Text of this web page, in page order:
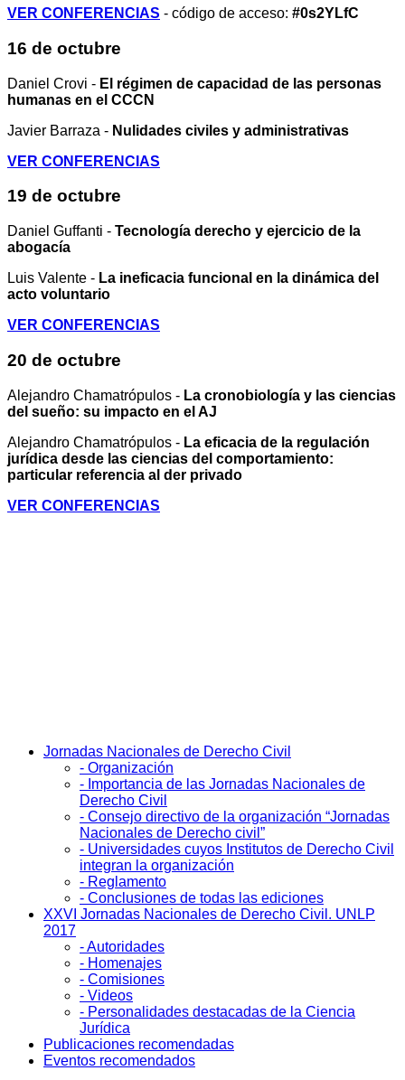
VER CONFERENCIAS - código de acceso: #0s2YLfC
16 de octubre
Daniel Crovi - El régimen de capacidad de las personas
humanas en el CCCN
Javier Barraza - Nulidades civiles y administrativas
VER CONFERENCIAS
19 de octubre
Daniel Guffanti - Tecnología derecho y ejercicio de la
abogacía
Luis Valente - La ineficacia funcional en la dinámica del
acto voluntario
VER CONFERENCIAS
20 de octubre
Alejandro Chamatrópulos - La cronobiología y las ciencias
del sueño: su impacto en el AJ
Alejandro Chamatrópulos - La eficacia de la regulación
jurídica desde las ciencias del comportamiento:
particular referencia al der privado
VER CONFERENCIAS
Jornadas Nacionales de Derecho Civil
- Organización
- Importancia de las Jornadas Nacionales de
Derecho Civil
- Consejo directivo de la organización “Jornadas
Nacionales de Derecho civil”
- Universidades cuyos Institutos de Derecho Civil
integran la organización
- Reglamento
- Conclusiones de todas las ediciones
XXVI Jornadas Nacionales de Derecho Civil. UNLP
2017
- Autoridades
- Homenajes
- Comisiones
- Videos
- Personalidades destacadas de la Ciencia
Jurídica
Publicaciones recomendadas
Eventos recomendados